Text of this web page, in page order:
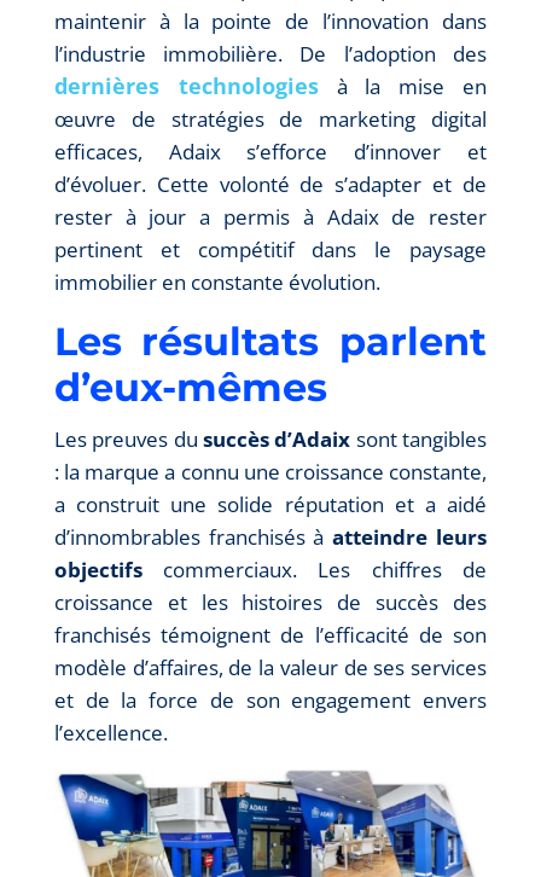
maintenir à la pointe de l’innovation dans
l’industrie immobilière. De l’adoption des
dernières technologiesà la mise en
œuvre de stratégies de marketing digital
efficaces, Adaix s’efforce d’innover et
d’évoluer. Cette volonté de s’adapter et de
rester à jour a permis à Adaix de rester
pertinent et compétitif dans le paysage
immobilier en constante évolution.
Les résultats parlent
d’eux-mêmes
Les preuves du succès d’Adaix sont tangibles
: la marque a connu une croissance constante,
a construit une solide réputation et a aidé
d’innombrables franchisés àatteindre leurs
objectifscommerciaux. Les chiffres de
croissance et les histoires de succès des
franchisés témoignent de l’efficacité de son
modèle d’affaires, de la valeur de ses services
et de la force de son engagement envers
l’excellence.